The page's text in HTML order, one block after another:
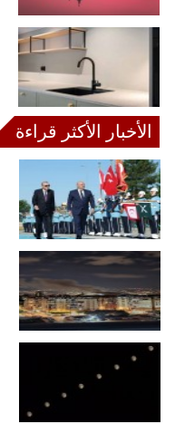
الأخبار الأكثر قراءة